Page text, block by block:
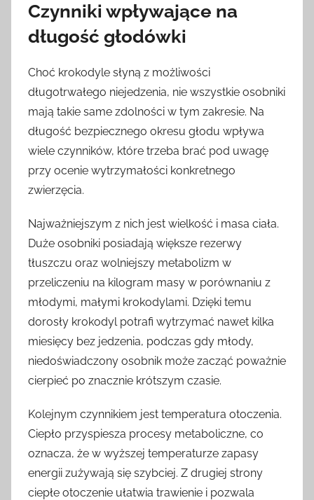
Czynniki wpływające na
długość głodówki
Choć krokodyle słyną z możliwości
długotrwałego niejedzenia, nie wszystkie osobniki
mają takie same zdolności w tym zakresie. Na
długość bezpiecznego okresu głodu wpływa
wiele czynników, które trzeba brać pod uwagę
przy ocenie wytrzymałości konkretnego
zwierzęcia.
Najważniejszym z nich jest wielkość i masa ciała.
Duże osobniki posiadają większe rezerwy
tłuszczu oraz wolniejszy metabolizm w
przeliczeniu na kilogram masy w porównaniu z
młodymi, małymi krokodylami. Dzięki temu
dorosły krokodyl potrafi wytrzymać nawet kilka
miesięcy bez jedzenia, podczas gdy młody,
niedoświadczony osobnik może zacząć poważnie
cierpieć po znacznie krótszym czasie.
Kolejnym czynnikiem jest temperatura otoczenia.
Ciepło przyspiesza procesy metaboliczne, co
oznacza, że w wyższej temperaturze zapasy
energii zużywają się szybciej. Z drugiej strony
ciepłe otoczenie ułatwia trawienie i pozwala